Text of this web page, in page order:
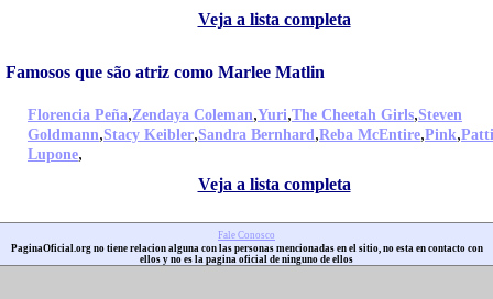
Veja a lista completa
Famosos que são atriz como Marlee Matlin
Florencia Peña,Zendaya Coleman,Yuri,The Cheetah Girls,Steven
Goldmann,Stacy Keibler,Sandra Bernhard,Reba McEntire,Pink,Patti
Lupone,
Veja a lista completa
Fale Conosco
PaginaOficial.org no tiene relacion alguna con las personas mencionadas en el sitio, no esta en contacto con
ellos y no es la pagina oficial de ninguno de ellos